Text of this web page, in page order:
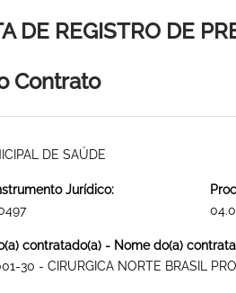
DE REGISTRO DE
Contrato
DE SAÚDE
Jurídico:
contratado(a) - Nome do(a)
30 - CIRURGICA NORTE BRASIL